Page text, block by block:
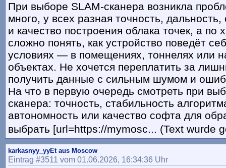
При выборе SLAM-сканера возникла
много, у всех разная точность, дальность,
и качество построения облака точек, а по
сложно понять, как устройство поведёт
условиях — в помещениях, тоннелях или
объектах. Не хочется переплатить за
получить данные с сильным шумом и
На что в первую очередь смотреть при
сканера: точность, стабильность
автономность или качество софта для
выбрать [url=https://mymosc... (Text wurde
karkasnyy_yyEt aus Moscow
Eintrag #3511 vom 01.06.2026, 16:34:36 Uhr